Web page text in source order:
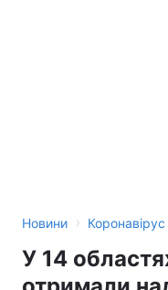
Новини › Коронавірус
У 14